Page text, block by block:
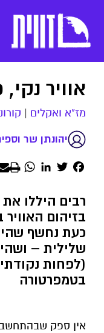
אוויר
מז"א ואקלים |
יהונתן שר
Facebook
Twitter
LinkedIn
רבים היללו
בזיהום
כעת נחשף
שלילית –
(לפחות
בטמפרטורה
אין ספק